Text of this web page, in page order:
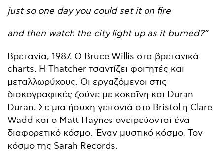
just so one day you could set it on fire
and then watch the city light up as it burned?”
Βρετανία, 1987. Ο Bruce Willis στα βρετανικά
charts. Η Thatcher τσαντίζει φοιτητές και
μεταλλωρύχους. Οι εργαζόμενοι στις
δισκογραφικές ζούνε με κοκαΐνη και Duran
Duran. Σε μια ήσυχη γειτονιά στο Bristol η Clare
Wadd και ο Matt Haynes ονειρεύονται ένα
διαφορετικό κόσμο. Έναν μυστικό κόσμο. Τον
κόσμο της Sarah Records.